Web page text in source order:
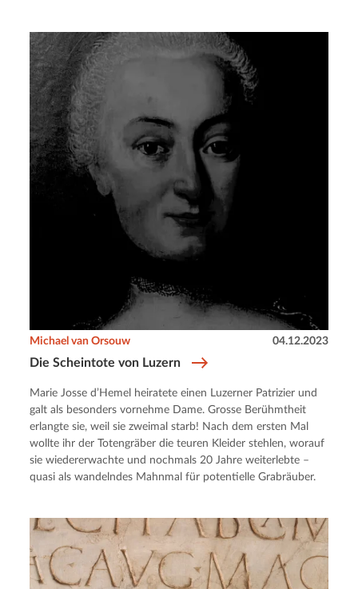
Die Scheintote von Luzern
Michael van Orsouw 04.12.2023
Marie Josse d’Hemel heiratete einen Luzerner Patrizier und
galt als besonders vornehme Dame. Grosse Berühmtheit
erlangte sie, weil sie zweimal starb! Nach dem ersten Mal
wollte ihr der Totengräber die teuren Kleider stehlen, worauf
sie wiedererwachte und nochmals 20 Jahre weiterlebte –
quasi als wandelndes Mahnmal für potentielle Grabräuber.